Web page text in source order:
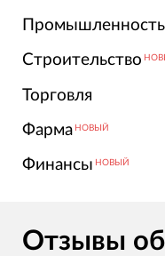
Промышленность
Строительство
Торговля
Фарма НОВЫЙ
Финансы НОВЫЙ
Отзывы об